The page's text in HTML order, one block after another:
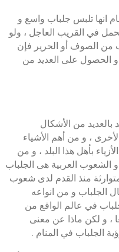
انها تلبس جلباب واسع و
في القريب العاجل ، ولو
من الصوف أو الحرير فإن
و الحصول على العديد من
بالعديد من الأشكال
، و من أهم الأشياء
بأهل هذا البلد ، و من
و الشعوب العربية هى الجلباب
منذ القدم لدى شعوب
الجلباب و من انواعه
في عالم الواقع من
، و لكن ماذا عن معنى
الجلباب في المنام .